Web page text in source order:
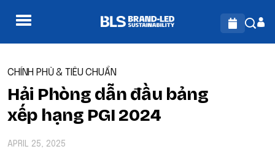
CHÍNH PHỦ & TIÊU CHUẨN
Hải Phòng dẫn đầu bảng
xếp hạng PGI 2024
APRIL 25, 2025